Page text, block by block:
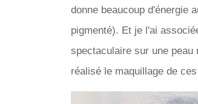
donne beaucoup d'énergie
pigmenté). Et je l'ai
spectaculaire sur une peau
réalisé le maquillage de